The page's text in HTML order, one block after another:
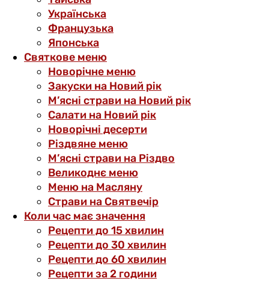
Українська
Французька
Японська
Святкове меню
Новорічне меню
Закуски на Новий рік
М’ясні страви на Новий рік
Салати на Новий рік
Новорічні десерти
Різдвяне меню
М’ясні страви на Різдво
Великоднє меню
Меню на Масляну
Страви на Святвечір
Коли час має значення
Рецепти до 15 хвилин
Рецепти до 30 хвилин
Рецепти до 60 хвилин
Рецепти за 2 години